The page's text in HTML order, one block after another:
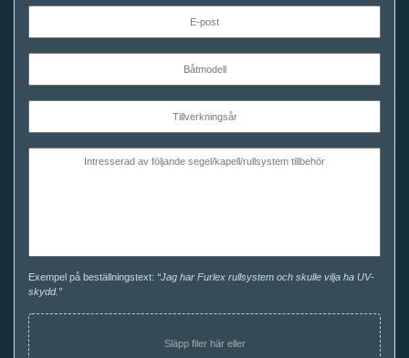
Exempel på beställningstext: “Jag har Furlex rullsystem och skulle vilja ha UV-
skydd.”
Släpp filer här eller